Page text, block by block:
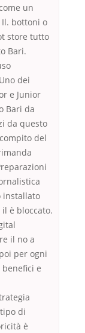
un
Il. bottoni o
store tutto
Bari.
dei
e Junior
Bari da
da questo
del
installato
è bloccato.
il no a
per ogni
e
di
è